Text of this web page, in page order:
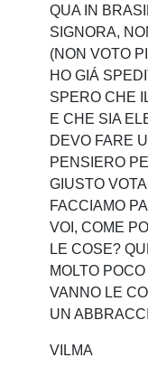
QUA IN
SIGNORA,
(NON VOTO
HO GIÁ
SPERO CHE
E CHE SIA
DEVO FARE
PENSIERO
GIUSTO
FACCIAMO
VOI, COME
LE COSE?
MOLTO
VANNO LE
UN
VILMA